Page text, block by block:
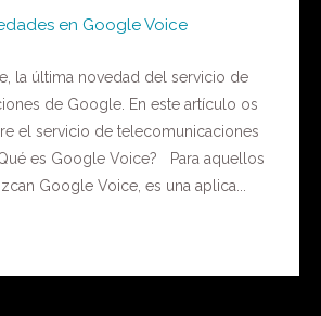
en Google Voice
la última novedad del servicio de
de Google. En este artículo os
el servicio de telecomunicaciones
es Google Voice? Para aquellos
Google Voice, es una aplica...